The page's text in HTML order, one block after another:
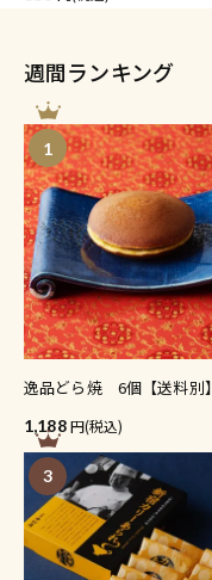
週間ランキング
1
逸品どら焼 6個【送料別】
1,188 (税込)
3